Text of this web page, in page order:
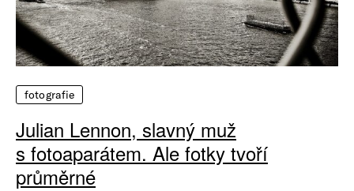
fotografie
Julian Lennon, slavný muž
s fotoaparátem. Ale fotky tvoří
průměrné